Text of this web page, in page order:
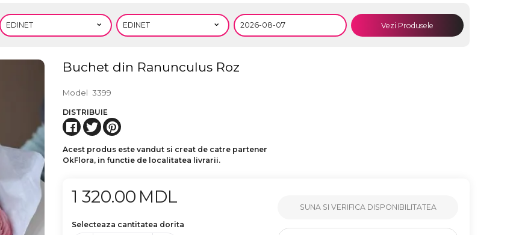
Vezi Produsele
Buchet din Ranunculus Roz
Model 3399
DISTRIBUIE
Acest produs este vandut si creat de catre partener
OkFlora, in functie de localitatea livrarii.
1 320.00 MDL
Selecteaza cantitatea dorita
SUNA SI VERIFICA DISPONIBILITATEA